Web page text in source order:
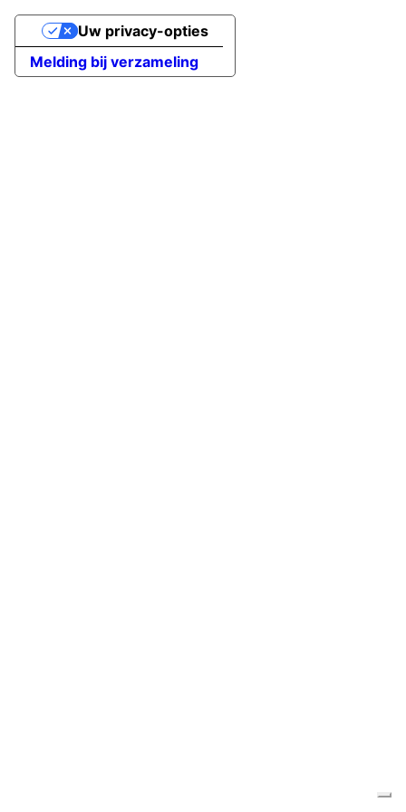
Melding bij verzameling
Uw privacy-opties